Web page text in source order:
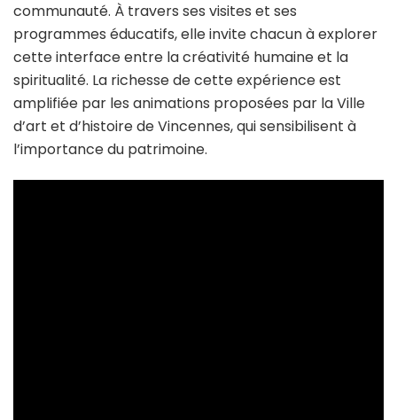
communauté. À travers ses visites et ses
programmes éducatifs, elle invite chacun à explorer
cette interface entre la créativité humaine et la
spiritualité. La richesse de cette expérience est
amplifiée par les animations proposées par la Ville
d’art et d’histoire de Vincennes, qui sensibilisent à
l’importance du patrimoine.